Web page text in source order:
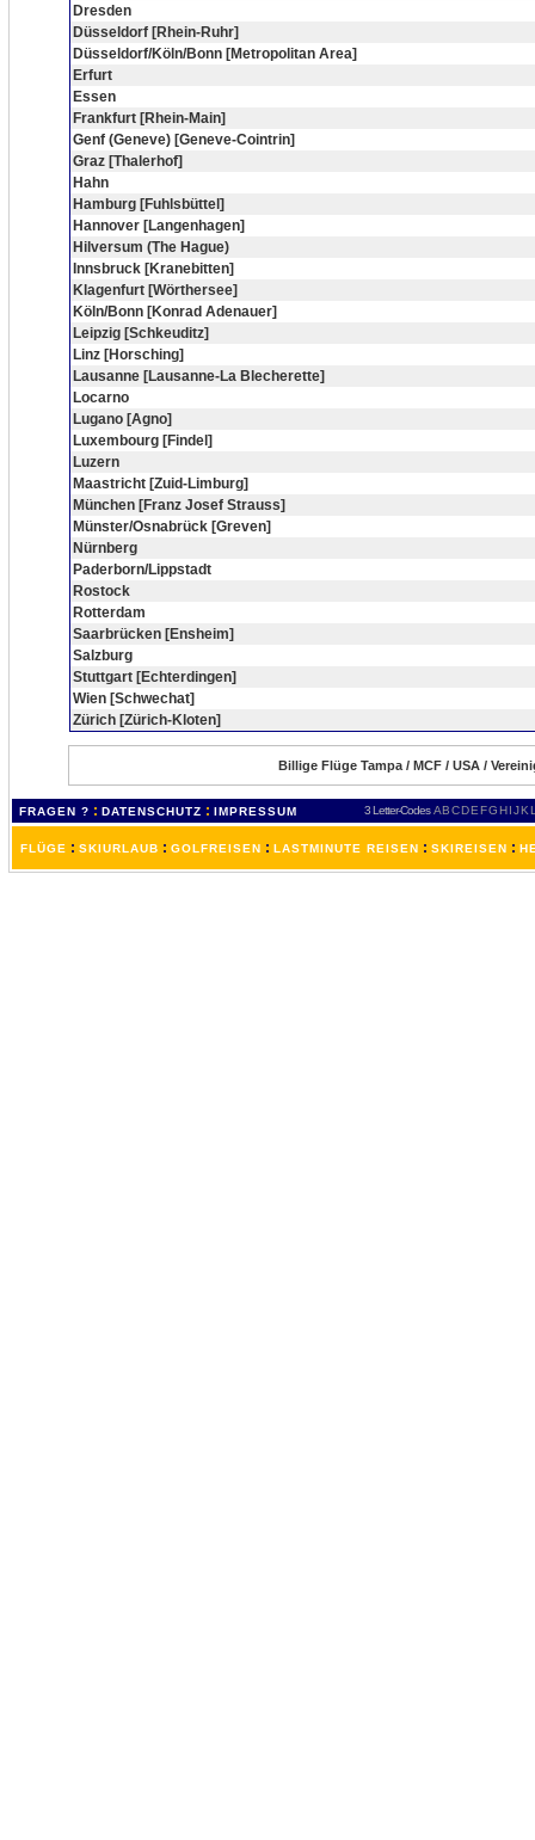
Dresden
Düsseldorf [Rhein-Ruhr]
Düsseldorf/Köln/Bonn [Metropolitan Area]
Erfurt
Essen
Frankfurt [Rhein-Main]
Genf (Geneve) [Geneve-Cointrin]
Graz [Thalerhof]
Hahn
Hamburg [Fuhlsbüttel]
Hannover [Langenhagen]
Hilversum (The Hague)
Innsbruck [Kranebitten]
Klagenfurt [Wörthersee]
Köln/Bonn [Konrad Adenauer]
Leipzig [Schkeuditz]
Linz [Horsching]
Lausanne [Lausanne-La Blecherette]
Locarno
Lugano [Agno]
Luxembourg [Findel]
Luzern
Maastricht [Zuid-Limburg]
München [Franz Josef Strauss]
Münster/Osnabrück [Greven]
Nürnberg
Paderborn/Lippstadt
Rostock
Rotterdam
Saarbrücken [Ensheim]
Salzburg
Stuttgart [Echterdingen]
Wien [Schwechat]
Zürich [Zürich-Kloten]
Billige Flüge Tampa / MCF / USA /
FRAGEN ? : DATENSCHUTZ : IMPRESSUM 3 Letter-Codes ABCDEFGH IJKL
FLÜGE : SKIURLAUB : GOLFREISEN : LASTMINUTE REISEN : SKIREISEN :